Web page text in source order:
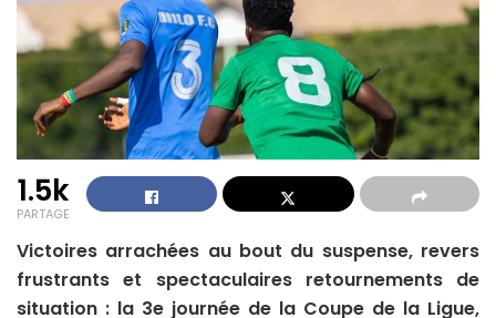
1.5k
PARTAGE
Victoires arrachées au bout du suspense, revers
frustrants et spectaculaires retournements de
situation : la 3e journée de la Coupe de la Ligue,